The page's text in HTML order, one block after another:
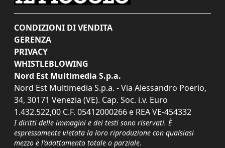
CONDIZIONI DI VENDITA
GERENZA
PRIVACY
WHISTLEBLOWING
Nord Est Multimedia S.p.a.
Nord Est Multimedia S.p.a. - Via Alessandro Poerio,
34, 30171 Venezia (VE). Cap. Soc. i.v. Euro
1.432.522,00 C.F. 05412000266 e REA VE-454332
I diritti delle immagini e dei testi sono riservati. È
espressamente vietata la loro riproduzione con qualsiasi
mezzo e l'adattamento totale o parziale.